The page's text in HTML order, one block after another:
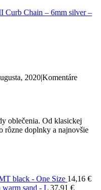
Curb Chain – 6mm silver –
2020|Komentáre
oblečenia. Od klasickej
rôzne doplnky a najnovšie
black - One Size 14,16 €
sand - L 37,91 €